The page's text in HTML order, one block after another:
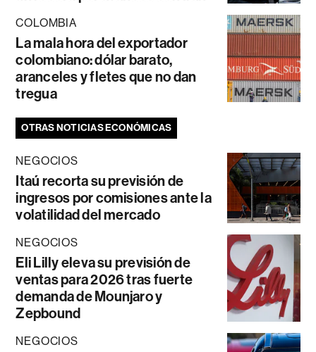
COLOMBIA
La mala hora del exportador
colombiano: dólar barato,
aranceles y fletes que no dan
tregua
OTRAS NOTICIAS ECONÓMICAS
NEGOCIOS
Itaú recorta su previsión de
ingresos por comisiones ante la
volatilidad del mercado
NEGOCIOS
Eli Lilly eleva su previsión de
ventas para 2026 tras fuerte
demanda de Mounjaro y
Zepbound
NEGOCIOS